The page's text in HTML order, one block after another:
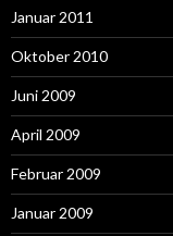
Januar 2011
Oktober 2010
Juni 2009
April 2009
Februar 2009
Januar 2009